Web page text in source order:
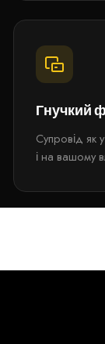
Гнучкий
Супровід як
і на вашому